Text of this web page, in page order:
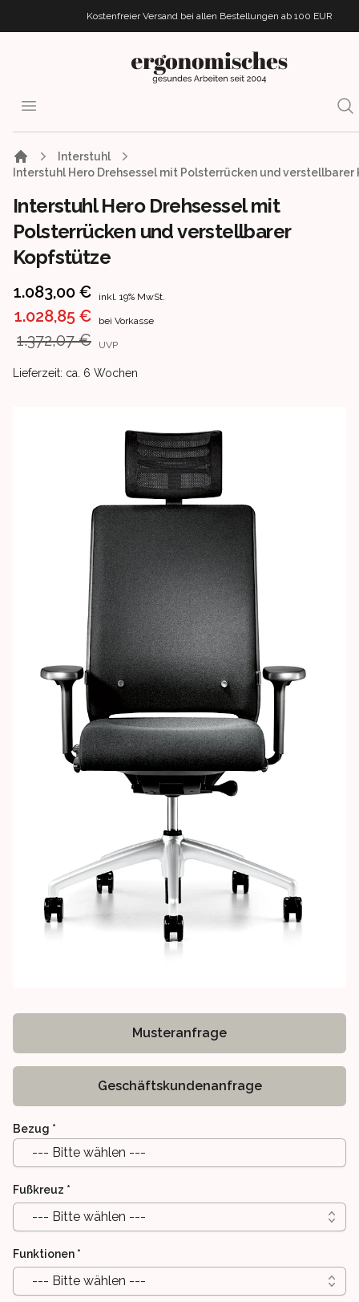
Kostenfreier Versand bei allen Bestellungen ab 100 EUR
ergonomisches.de
Open menu
Interstuhl
Interstuhl Hero Drehsessel mit Polsterrücken und
Interstuhl Hero Drehsessel mit
Polsterrücken und verstellbarer
Kopfstütze
Product information
1.083,00 € inkl. 19% MwSt.
1.028,85 € bei Vorkasse
1.372,07 € UVP
Product delivery information
Lieferzeit: ca. 6 Wochen
Musteranfrage
Geschäftskundenanfrage
Bezug *
--- Bitte wählen ---
Fußkreuz *
--- Bitte wählen ---
Funktionen *
--- Bitte wählen ---